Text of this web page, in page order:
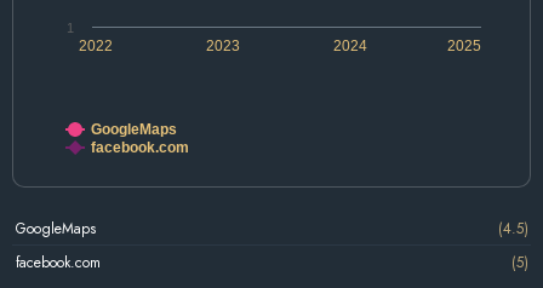
2022 2024
2023 2025
1
GoogleMaps
facebook.com
GoogleMaps
(4.5)
facebook.com
(5)